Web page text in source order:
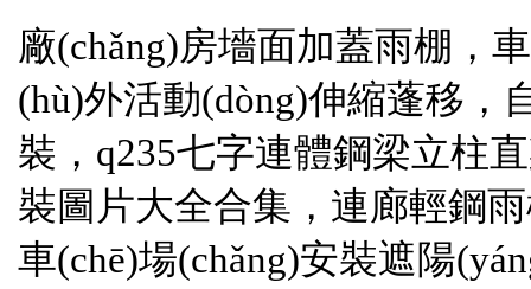
廠(chǎng)房墻面加蓋雨棚，
(hù)外活動(dòng)伸縮蓬移
裝，q235七字連體鋼梁立柱
裝圖片大全合集，連廊輕鋼
車(chē)場(chǎng)安裝遮陽